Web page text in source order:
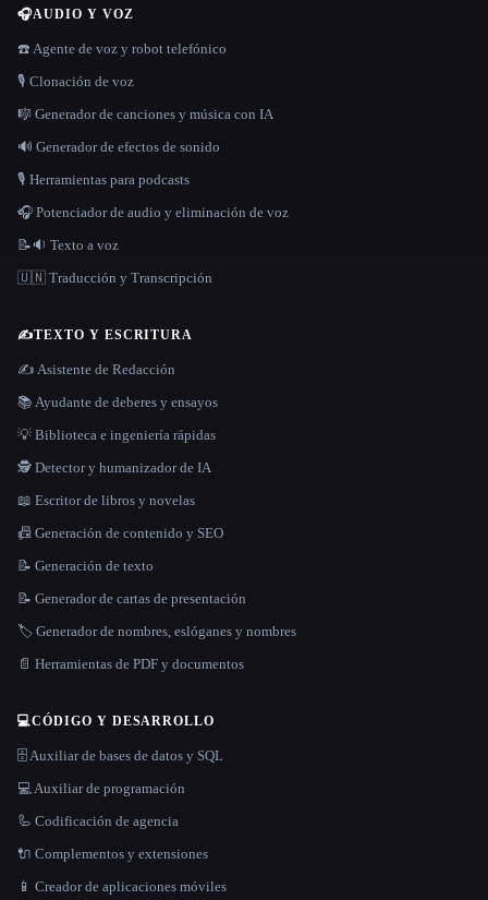
🎧AUDIO Y VOZ
☎️ Agente de voz y robot telefónico
🎙️ Clonación de voz
🎼 Generador de canciones y música con IA
🔊 Generador de efectos de sonido
🎙️ Herramientas para podcasts
🎧 Potenciador de audio y eliminación de voz
📝🔉 Texto a voz
🇺🇳 Traducción y Transcripción
✍️TEXTO Y ESCRITURA
✍️ Asistente de Redacción
📚 Ayudante de deberes y ensayos
💡 Biblioteca e ingeniería rápidas
🕵️ Detector y humanizador de IA
📖 Escritor de libros y novelas
📠 Generación de contenido y SEO
📝 Generación de texto
📝 Generador de cartas de presentación
🏷️ Generador de nombres, eslóganes y nombres
📄 Herramientas de PDF y documentos
💻CÓDIGO Y DESARROLLO
🗄️ Auxiliar de bases de datos y SQL
💻 Auxiliar de programación
🦾 Codificación de agencia
🔌 Complementos y extensiones
📱 Creador de aplicaciones móviles